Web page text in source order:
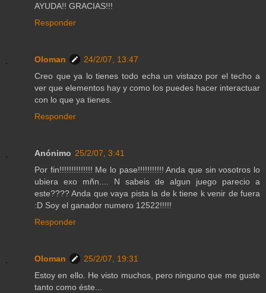
AYUDA!! GRACIAS!!!
Responder
Oloman
24/2/07, 13:47
Creo que ya lo tienes todo echa un vistazo por el techo a
ver que elementos hay y como los puedes hacer interactuar
con lo que ya tienes.
Responder
Anónimo 25/2/07, 3:41
Por fin!!!!!!!!!!!!!! Me lo pase!!!!!!!!!!! Anda que sin vosotros lo
ubiera exo mñn.... N sabeis de algun juego parecio a
este???? Anda que vaya pista la de k tiene k venir de fuera
:D Soy el ganador numero 12522!!!!!
Responder
Oloman
25/2/07, 19:31
Estoy en ello. He visto muchos, pero ninguno que me guste
tanto como éste...